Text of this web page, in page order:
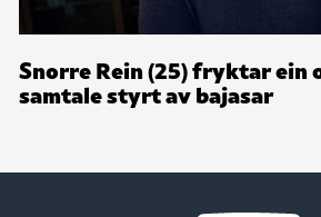
Snorre Rein (25) fryktar ein
samtale styrt av bajasar